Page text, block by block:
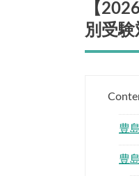
【
別受験
豊
豊